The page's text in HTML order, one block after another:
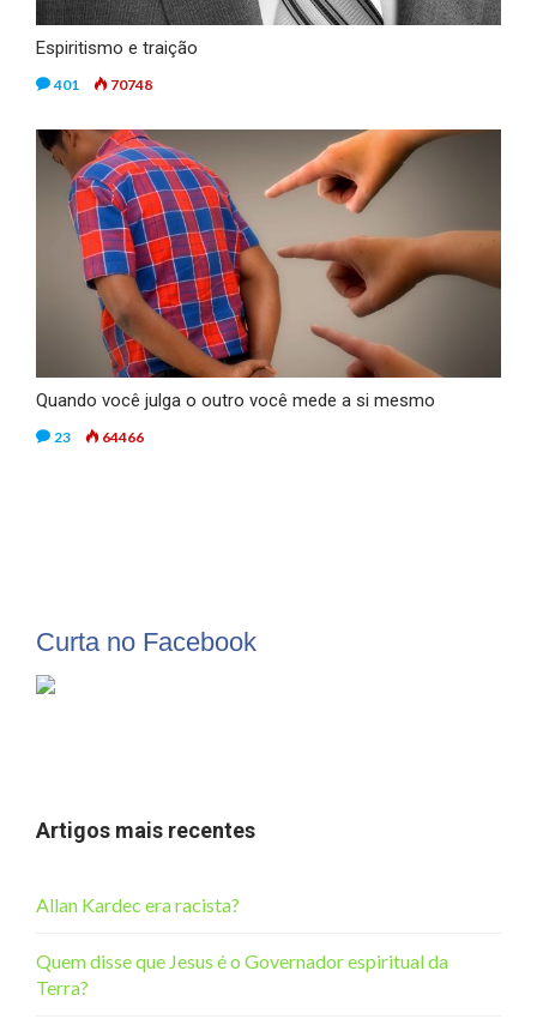
Espiritismo e traição
401 70748
Quando você julga o outro você mede a si mesmo
23 64466
Curta no Facebook
Artigos mais recentes
Allan Kardec era racista?
Quem disse que Jesus é o Governador espiritual da
Terra?